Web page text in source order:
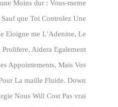
Moins dur : Vous-meme
que Toi Controlez Une
Eloigne me L’Adenine, Le
Aidera Egalement
Appointements, Mais Vos
La maille Fluide. Down
Nous Will Cost Pas vrai